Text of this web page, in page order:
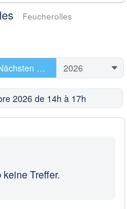
Feucherolles
Nächsten Turniere
2026 de 14h à 17h
Treffer.